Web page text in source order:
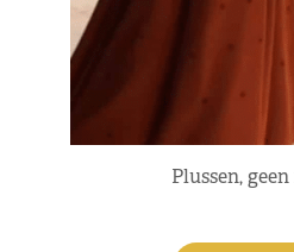
Plussen,